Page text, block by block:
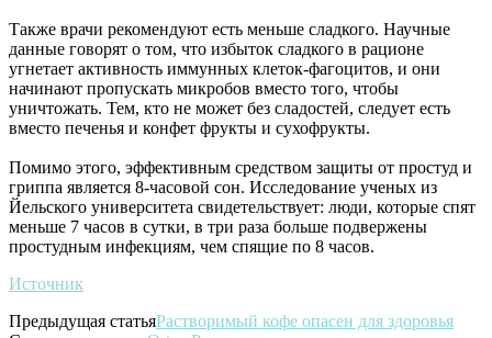
Также врачи рекомендуют есть меньше сладкого. Научные
данные говорят о том, что избыток сладкого в рационе
угнетает активность иммунных клеток-фагоцитов, и они
начинают пропускать микробов вместо того, чтобы
уничтожать. Тем, кто не может без сладостей, следует есть
вместо печенья и конфет фрукты и сухофрукты.
Помимо этого, эффективным средством защиты от простуд и
гриппа является 8-часовой сон. Исследование ученых из
Йельского университета свидетельствует: люди, которые спят
меньше 7 часов в сутки, в три раза больше подвержены
простудным инфекциям, чем спящие по 8 часов.
Источник
Предыдущая статьяРастворимый кофе опасен для здоровья